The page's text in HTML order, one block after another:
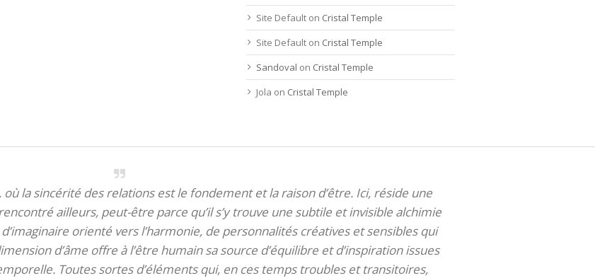
Site Default on Cristal Temple
Site Default on Cristal Temple
Sandoval on Cristal Temple
Jola on Cristal Temple
où la sincérité des relations est le fondement et la raison d’être. Ici, réside une
ailleurs, peut-être parce qu’il s’y trouve une subtile et invisible alchimie
orienté vers l’harmonie, de personnalités créatives et sensibles qui
d’âme offre à l’être humain sa source d’équilibre et d’inspiration issues
Toutes sortes d’éléments qui, en ces temps troubles et transitoires,